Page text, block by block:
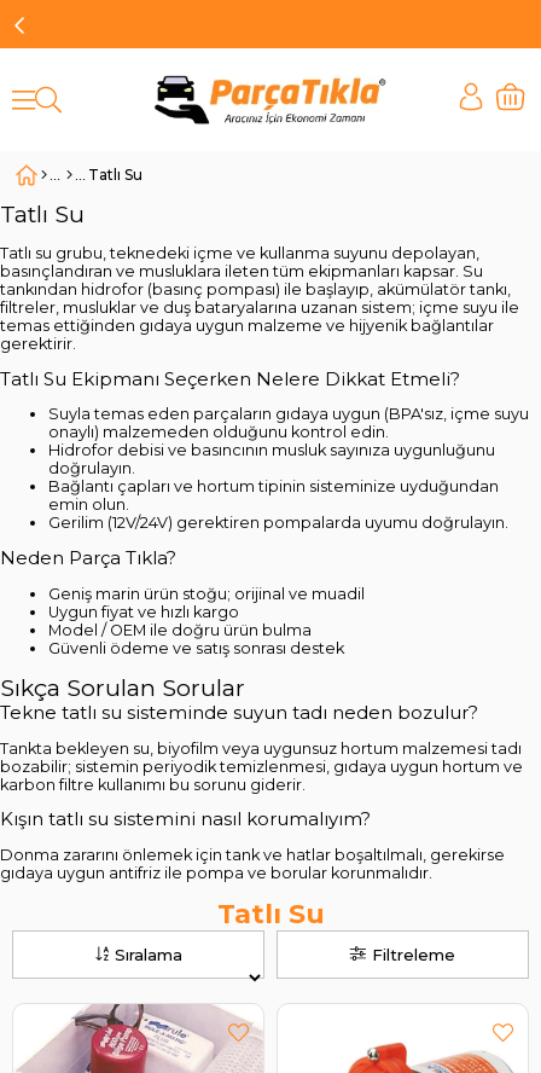
Tatlı Su
Tatlı Su
Tatlı su grubu, teknedeki içme ve kullanma suyunu depolayan,
basınçlandıran ve musluklara ileten tüm ekipmanları kapsar. Su
tankından hidrofor (basınç pompası) ile başlayıp, akümülatör tankı,
filtreler, musluklar ve duş bataryalarına uzanan sistem; içme suyu ile
temas ettiğinden gıdaya uygun malzeme ve hijyenik bağlantılar
gerektirir.
Tatlı Su Ekipmanı Seçerken Nelere Dikkat Etmeli?
Suyla temas eden parçaların gıdaya uygun (BPA'sız, içme suyu
onaylı) malzemeden olduğunu kontrol edin.
Hidrofor debisi ve basıncının musluk sayınıza uygunluğunu
doğrulayın.
Bağlantı çapları ve hortum tipinin sisteminize uyduğundan
emin olun.
Gerilim (12V/24V) gerektiren pompalarda uyumu doğrulayın.
Neden Parça Tıkla?
Geniş marin ürün stoğu; orijinal ve muadil
Uygun fiyat ve hızlı kargo
Model / OEM ile doğru ürün bulma
Güvenli ödeme ve satış sonrası destek
Sıkça Sorulan Sorular
Tekne tatlı su sisteminde suyun tadı neden bozulur?
Tankta bekleyen su, biyofilm veya uygunsuz hortum malzemesi tadı
bozabilir; sistemin periyodik temizlenmesi, gıdaya uygun hortum ve
karbon filtre kullanımı bu sorunu giderir.
Kışın tatlı su sistemini nasıl korumalıyım?
Donma zararını önlemek için tank ve hatlar boşaltılmalı, gerekirse
gıdaya uygun antifriz ile pompa ve borular korunmalıdır.
Filtreleme
Sıralama
Tatlı Su